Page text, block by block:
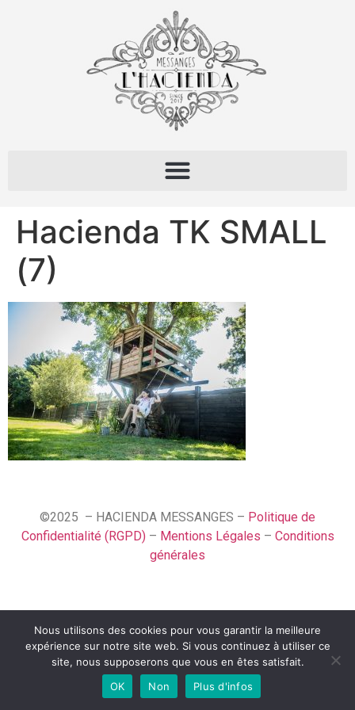
Hacienda TK SMALL
(7)
©2025 – HACIENDA MESSANGES – Politique de
Confidentialité (RGPD)– Mentions Légales – Conditions
générales
English (UK)
Français
Español
Nous utilisons des cookies pour vous garantir la meilleure
expérience sur notre site web. Si vous continuez à utiliser ce
site, nous supposerons que vous en êtes satisfait.
OK
Non Plus d'infos